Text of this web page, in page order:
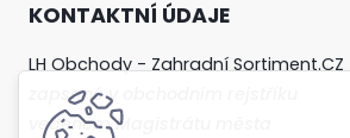
KONTAKTNÍ ÚDAJE
LH Obchody - Zahradní Sortiment.CZ
zapsané v obchodním rejstříku
vedeném Magistrátu města